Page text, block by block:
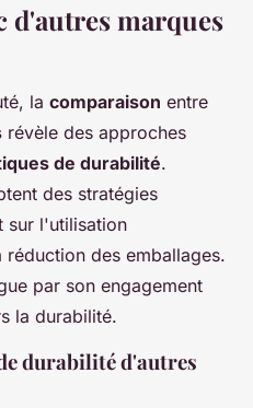
d'autres marques
la comparaison entre
révèle des approches
de durabilité.
des stratégies
sur l'utilisation
des emballages.
par son engagement
la durabilité.
durabilité d'autres